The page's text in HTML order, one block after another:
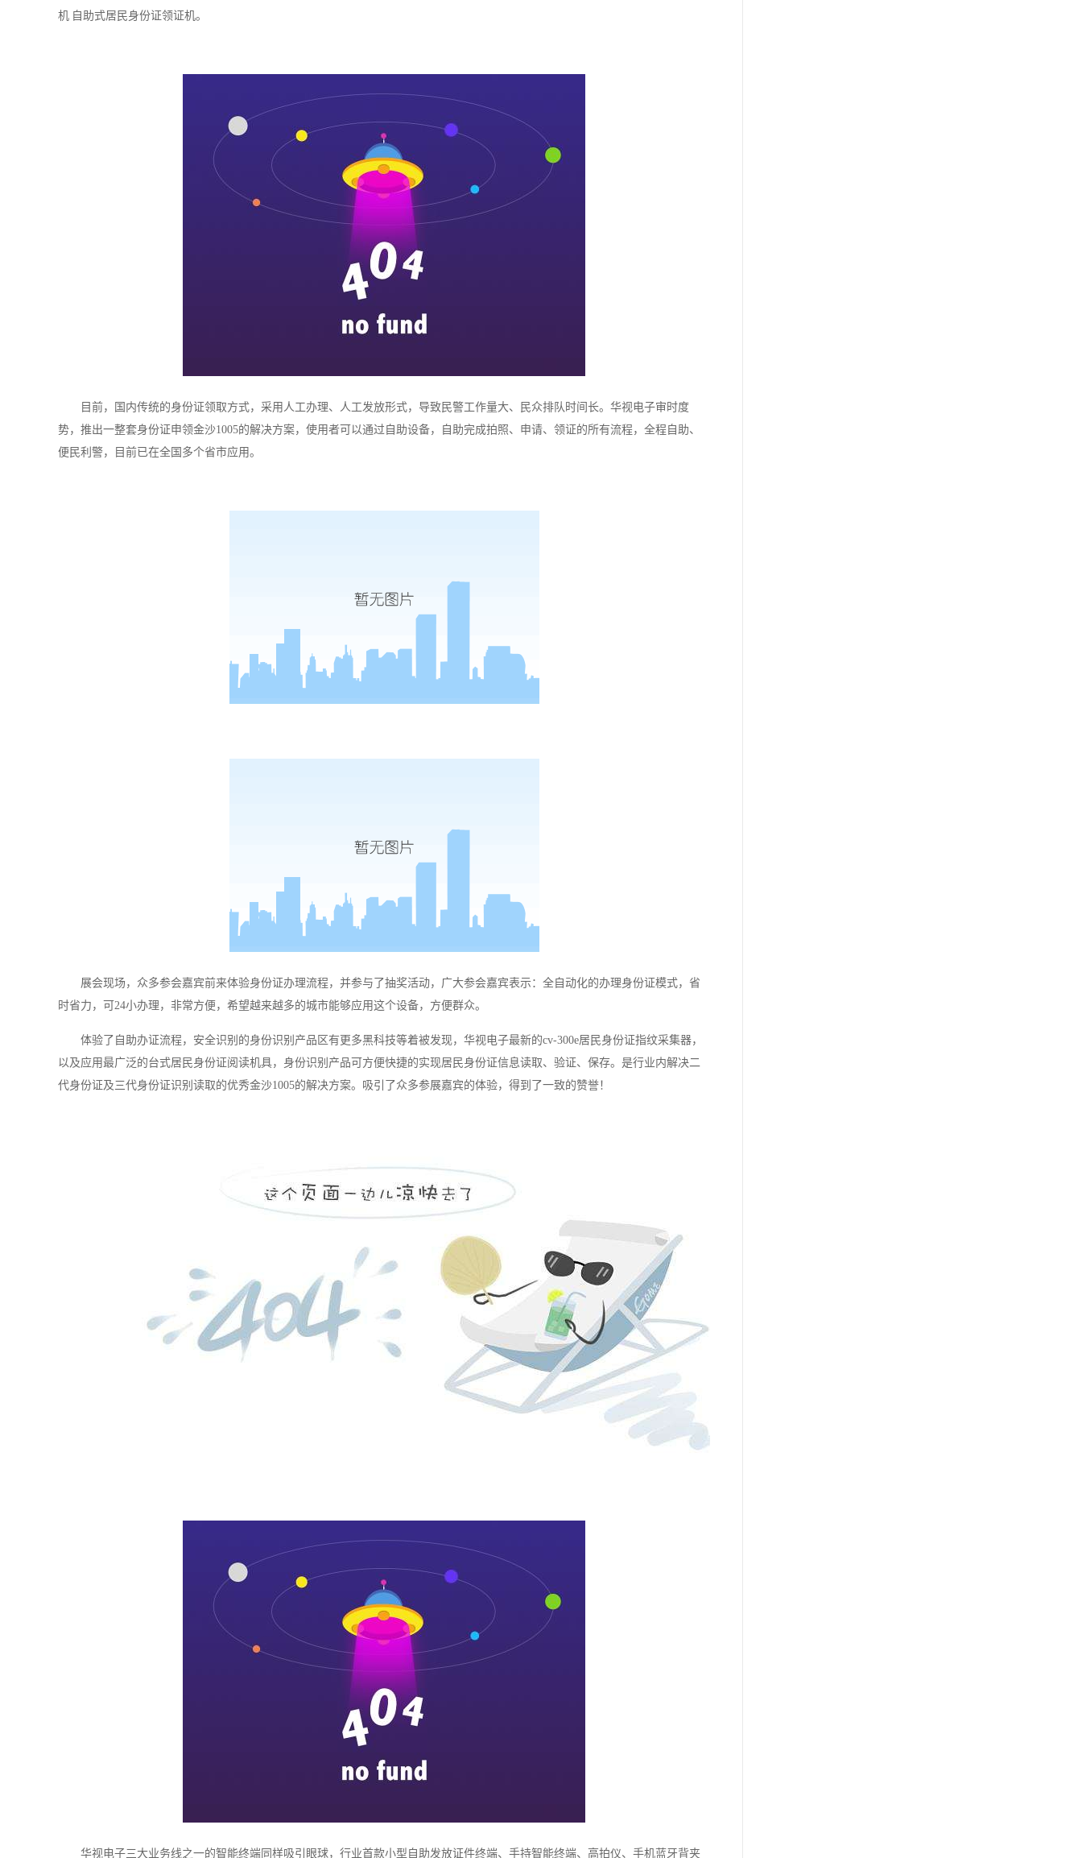
机 自助式居民身份证领证机。
目前，国内传统的身份证领取方式，采用人工办理、人工发放形式，导致民警工作量大、民众排队时间长。华视电子审时度
势，推出一整套身份证申领金沙1005的解决方案， 使用者可以通过自助设备，自助完成拍照、申请、领证的所有流程，全程自助、
便民利警，目前已在全国多个省市应用。
展会现场，众多参会嘉宾前来体验身份证办理流程，并参与了抽奖活动，广大参会嘉宾表示：全自动化的办理身份证模式，省
时省力，可 24小办理，非常方便， 希望越来越多的城市能够应用这个设备，方便群众。
体验了自助办证流程，安全识别的身份识别产品区有更多黑科技等着被发现，华视电子最新的cv-300e居民身份证指纹采集器，
以及应用最广泛的台式居民身份证阅读机具，身份识别产品 可方便快捷的实现居民身份证信息读取、 验证、 保存。 是行业内解决二
代身份证及三代身份证识别读取的优秀金沙1005的解决方案。吸引了众多参展嘉宾的体验，得到了一致的赞誉！
华视电子三大业务线之一的智能终端同样吸引眼球，行业首款小型自助发放证件终端、手持智能终端、高拍仪、手机蓝牙背夹